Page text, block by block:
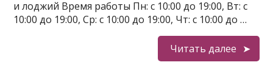
и лоджий Время работы Пн: с 10:00 до 19:00, Вт: с
10:00 до 19:00, Ср: с 10:00 до 19:00, Чт: с 10:00 до …
Читать далее